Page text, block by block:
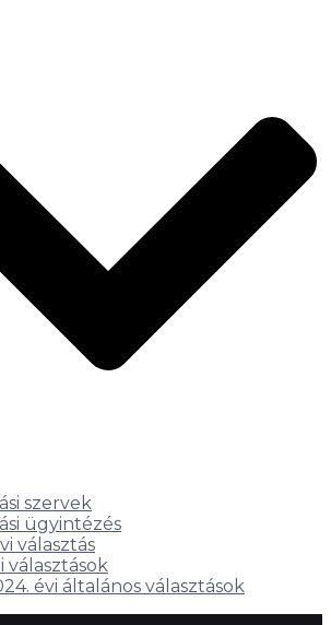
szervek
ügyintézés
választás
választások
évi általános választások